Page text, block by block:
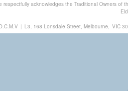
respectfully acknowledges the Traditional Owners
| L3, 168 Lonsdale Street, Melbourne, VIC